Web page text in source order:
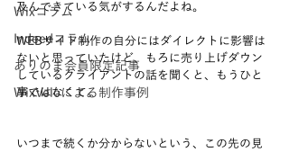
Wixコラム
Indeedコラム
ありのま会員限定記事
WixVeloによる制作事例
及んできている気がするんだよね。
WEBサイト制作の自分にはダイレクトに影響は
ないと思っていたけど、もろに売り上げダウン
しているクライアントの話を聞くと、もうひと
事ではなくて。
いつまで続くか分からないという、この先の見